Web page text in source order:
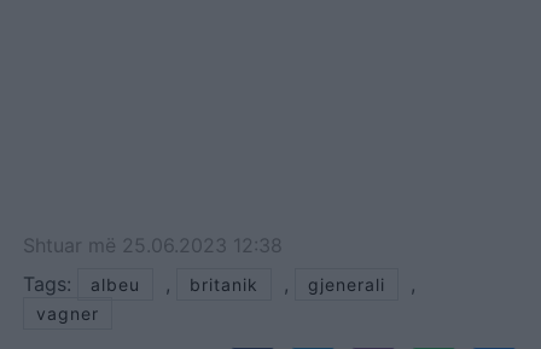
Shtuar më 25.06.2023 12:38
Tags:
albeu , britanik , gjenerali ,
vagner